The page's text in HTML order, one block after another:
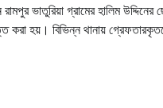
ভাতুরিয়া গ্রামের হালিম
হয়। বিভিন্ন থানায়